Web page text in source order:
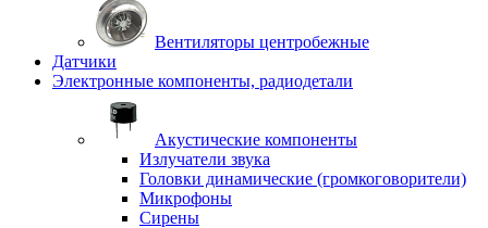
Вентиляторы центробежные
Датчики
Электронные компоненты, радиодетали
Акустические компоненты
Излучатели звука
Головки динамические (громкоговорители)
Микрофоны
Сирены